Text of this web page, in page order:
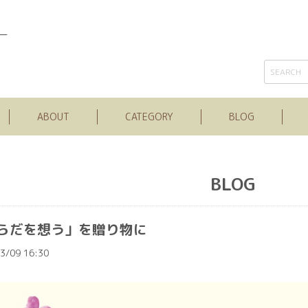
ABOUT CATEGORY BLOG
BLOG
だを想う」を贈り物に
09 16:30